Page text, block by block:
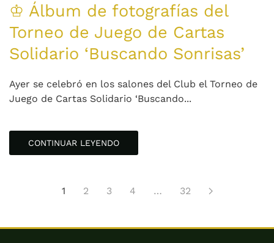
♔ Álbum de fotografías del
Torneo de Juego de Cartas
Solidario ‘Buscando Sonrisas’
Ayer se celebró en los salones del Club el Torneo de
Juego de Cartas Solidario ‘Buscando...
CONTINUAR LEYENDO
1 2 3 4 … 32